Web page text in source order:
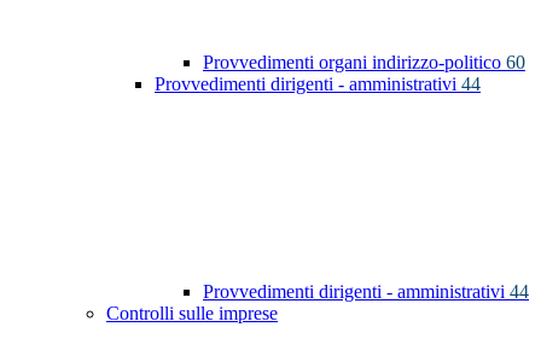
Provvedimenti organi indirizzo-politico 60
Provvedimenti dirigenti - amministrativi 44
Provvedimenti dirigenti - amministrativi 44
Controlli sulle imprese